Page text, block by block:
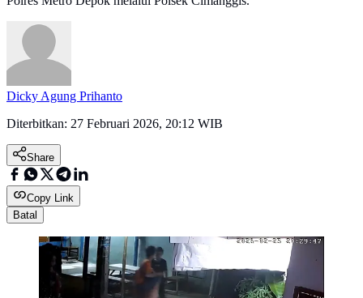
Dicky Agung Prihanto
Diterbitkan: 27 Februari 2026, 20:12 WIB
Share
Copy Link
Batal